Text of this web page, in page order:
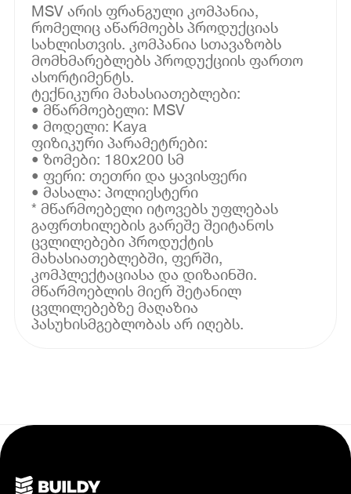
MSV არის ფრანგული კომპანია,
რომელიც აწარმოებს პროდუქციას
სახლისთვის. კომპანია სთავაზობს
მომხმარებლებს პროდუქციის ფართო
ასორტიმენტს.
ტექნიკური მახასიათებლები:
• მწარმოებელი: MSV
• მოდელი: Kaya
ფიზიკური პარამეტრები:
• ზომები: 180x200 სმ
• ფერი: თეთრი და ყავისფერი
• მასალა: პოლიესტერი
* მწარმოებელი იტოვებს უფლებას
გაფრთხილების გარეშე შეიტანოს
ცვლილებები პროდუქტის
მახასიათებლებში, ფერში,
კომპლექტაციასა და დიზაინში.
მწარმოებლის მიერ შეტანილ
ცვლილებებზე მაღაზია
პასუხისმგებლობას არ იღებს.